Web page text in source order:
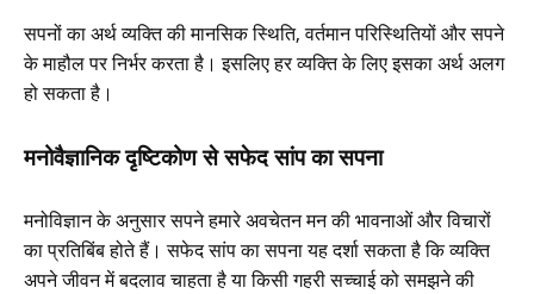
सपनों का अर्थ व्यक्ति की मानसिक स्थिति, वर्तमान परिस्थितियों और सपने
के माहौल पर निर्भर करता है। इसलिए हर व्यक्ति के लिए इसका अर्थ अलग
हो सकता है।
मनोवैज्ञानिक दृष्टिकोण से सफेद सांप का सपना
मनोविज्ञान के अनुसार सपने हमारे अवचेतन मन की भावनाओं और विचारों
का प्रतिबिंब होते हैं। सफेद सांप का सपना यह दर्शा सकता है कि व्यक्ति
अपने जीवन में बदलाव चाहता है या किसी गहरी सच्चाई को समझने की